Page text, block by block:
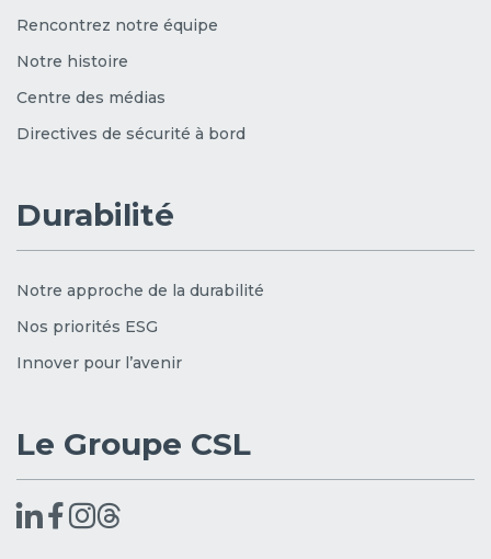
Rencontrez notre équipe
Notre histoire
Centre des médias
Directives de sécurité à bord
Durabilité
Notre approche de la durabilité
Nos priorités ESG
Innover pour l’avenir
Le Groupe CSL